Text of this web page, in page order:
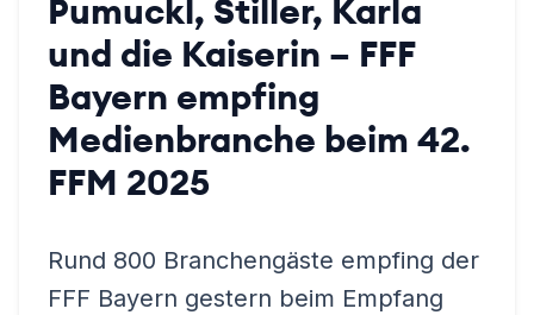
Pumuckl, Stiller, Karla
und die Kaiserin – FFF
Bayern empfing
Medienbranche beim 42.
FFM 2025
Rund 800 Branchengäste empfing der
FFF Bayern gestern beim Empfang